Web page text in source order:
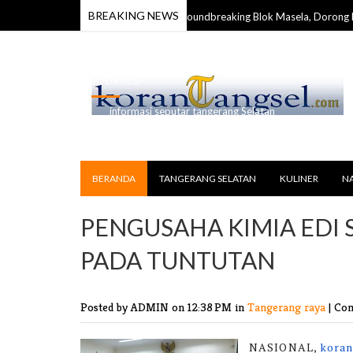
BREAKING NEWS
Taruna Maluku Apresiasi Groundbreaking Blok Masela, Dorong
informasi seputar tangerang Selatan
BERANDA TANGERANG SELATAN KULINER
PENGUSAHA KIMIA EDI
PADA TUNTUTAN
Posted by ADMIN on 12:38 PM in Tangerang raya |
NASIONAL,